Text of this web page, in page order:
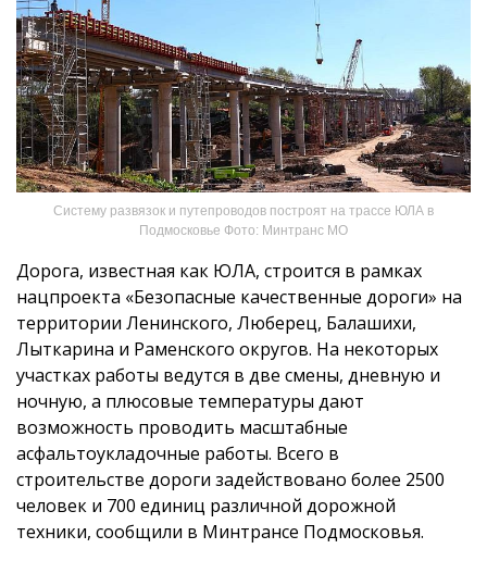
Систему развязок и путепроводов построят на трассе ЮЛА в
Подмосковье Фото: Минтранс МО
Дорога, известная как ЮЛА, строится в рамках
нацпроекта «Безопасные качественные дороги» на
территории Ленинского, Люберец, Балашихи,
Лыткарина и Раменского округов. На некоторых
участках работы ведутся в две смены, дневную и
ночную, а плюсовые температуры дают
возможность проводить масштабные
асфальтоукладочные работы. Всего в
строительстве дороги задействовано более 2500
человек и 700 единиц различной дорожной
техники, сообщили в Минтрансе Подмосковья.